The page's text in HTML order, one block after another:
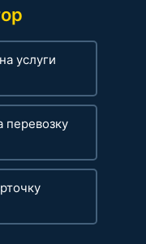
услуги
перевозку